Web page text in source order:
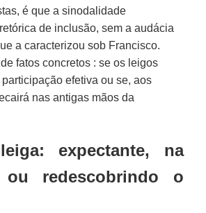
é que a sinodalidade
de inclusão, sem a audácia
a caracterizou sob Francisco.
fatos concretos : se os leigos
efetiva ou se, aos
nas antigas mãos da
expectante, na
ou redescobrindo o